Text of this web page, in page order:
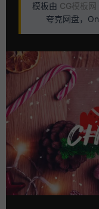
模板由 CG模板网
夸克网盘，